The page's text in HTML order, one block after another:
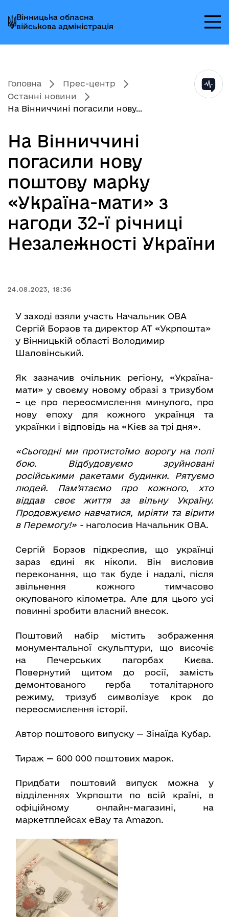
до
головного
меню
до
головного
вмісту
до
головного
колонтитула
Вінницька обласна
військова адміністрація
Головна
Прес-центр
Останні новини
На Вінниччині погасили нову...
На Вінниччині
погасили нову
поштову марку
«Україна-мати» з
нагоди 32-ї річниці
Незалежності України
24.08.2023, 18:36
У заході взяли участь Начальник ОВА
Сергій Борзов та директор АТ «Укрпошта»
у Вінницькій області Володимир
Шаловінський.
Як зазначив очільник регіону, «Україна-
мати» у своєму новому образі з тризубом
– це про переосмислення минулого, про
нову епоху для кожного українця та
українки і відповідь на «Кієв за трі дня».
«Сьогодні ми протистоїмо ворогу на полі
бою. Відбудовуємо зруйновані
російськими ракетами будинки. Рятуємо
людей. Пам’ятаємо про кожного, хто
віддав своє життя за вільну Україну.
Продовжуємо навчатися, мріяти та вірити
в Перемогу!» - наголосив Начальник ОВА.
Сергій Борзов підкреслив, що українці
зараз єдині як ніколи. Він висловив
переконання, що так буде і надалі, після
звільнення кожного тимчасово
окупованого кілометра. Але для цього усі
повинні зробити власний внесок.
Поштовий набір містить зображення
монументальної скульптури, що височіє
на Печерських пагорбах Києва.
Повернутий щитом до росії, замість
демонтованого герба тоталітарного
режиму, тризуб символізує крок до
переосмислення історії.
Автор поштового випуску — Зінаїда Кубар.
Тираж — 600 000 поштових марок.
Придбати поштовий випуск можна у
відділеннях Укрпошти по всій країні, в
офіційному онлайн-магазині, на
маркетплейсах eBay та Amazon.